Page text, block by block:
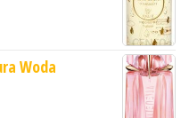
Woda